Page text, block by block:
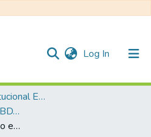
Log In (current)
Repositório Institucional EESC
Teses e Dissertações (BDTD USP)
Variabilidade da radiação em ondas longas em uma cidade de porte médio: experimentos nos espaços livres em São Carlos - SP